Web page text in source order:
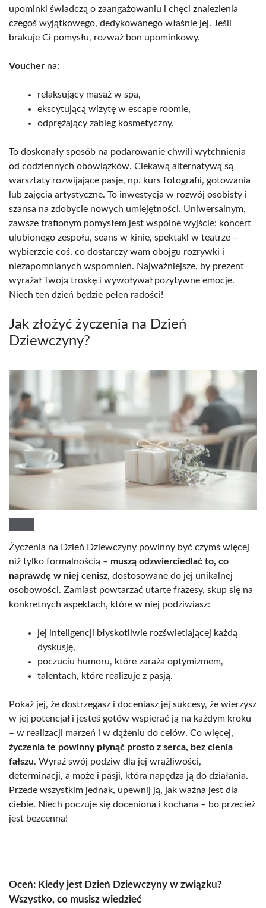
upominki świadczą o zaangażowaniu i chęci znalezienia
czegoś wyjątkowego, dedykowanego właśnie jej. Jeśli
brakuje Ci pomysłu, rozważ bon upominkowy.
Voucher na:
relaksujący masaż w spa,
ekscytującą wizytę w escape roomie,
odprężający zabieg kosmetyczny.
To doskonały sposób na podarowanie chwili wytchnienia
od codziennych obowiązków. Ciekawą alternatywą są
warsztaty rozwijające pasje, np. kurs fotografii, gotowania
lub zajęcia artystyczne. To inwestycja w rozwój osobisty i
szansa na zdobycie nowych umiejętności. Uniwersalnym,
zawsze trafionym pomysłem jest wspólne wyjście: koncert
ulubionego zespołu, seans w kinie, spektakl w teatrze –
wybierzcie coś, co dostarczy wam obojgu rozrywki i
niezapomnianych wspomnień. Najważniejsze, by prezent
wyrażał Twoją troskę i wywoływał pozytywne emocje.
Niech ten dzień będzie pełen radości!
Jak złożyć życzenia na Dzień
Dziewczyny?
Życzenia na Dzień Dziewczyny powinny być czymś więcej
niż tylko formalnością – muszą odzwierciedlać to, co
naprawdę w niej cenisz, dostosowane do jej unikalnej
osobowości. Zamiast powtarzać utarte frazesy, skup się na
konkretnych aspektach, które w niej podziwiasz:
jej inteligencji błyskotliwie rozświetlającej każdą
dyskusję,
poczuciu humoru, które zaraża optymizmem,
talentach, które realizuje z pasją.
Pokaż jej, że dostrzegasz i doceniasz jej sukcesy, że wierzysz
w jej potencjał i jesteś gotów wspierać ją na każdym kroku
– w realizacji marzeń i w dążeniu do celów. Co więcej,
życzenia te powinny płynąć prosto z serca, bez cienia
fałszu. Wyraź swój podziw dla jej wrażliwości,
determinacji, a może i pasji, która napędza ją do działania.
Przede wszystkim jednak, upewnij ją, jak ważna jest dla
ciebie. Niech poczuje się doceniona i kochana – bo przecież
jest bezcenna!
Oceń: Kiedy jest Dzień Dziewczyny w związku?
Wszystko, co musisz wiedzieć